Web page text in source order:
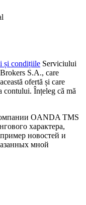
și condițiile Serviciului
S.A., care
ofertă și care
contului. Înțeleg că mă
OANDA TMS
характера,
новостей и
мной